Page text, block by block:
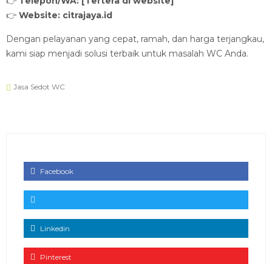
👉 Website: citrajaya.id
Dengan pelayanan yang cepat, ramah, dan harga terjangkau,
kami siap menjadi solusi terbaik untuk masalah WC Anda.
Jasa Sedot WC
Facebook
Linkedin
Pinterest